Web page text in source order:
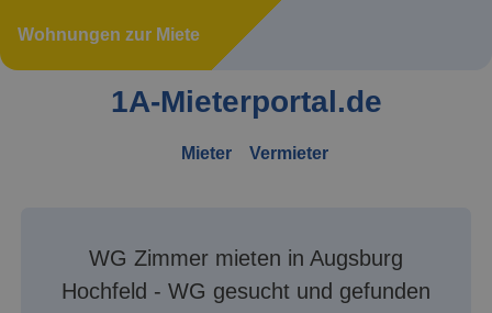
Wohnungen zur Miete
1A-Mieterportal.de
Mieter Vermieter
WG Zimmer mieten in Augsburg
Hochfeld - WG gesucht und gefunden